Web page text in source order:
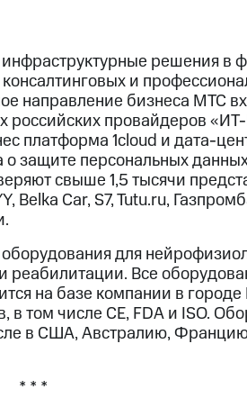
решения в
и
направление бизнеса МТС
российских провайдеров
платформа 1cloud и дата-
о защите персональных
свыше 1,5 тысячи
Belka Car, S7, Tutu.ru,
для
реабилитации. Все
на базе компании в
том числе CE, FDA и ISO.
в США, Австралию,
* * *